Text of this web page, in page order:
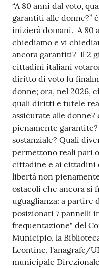
i
s
i
t
S
a
s
s
u
o
l
o
Tutti
argomenti...
Seguici
su
“A 80 anni dal voto,
garantiti alle donne?”
inizierà domani. A 80
chiediamo e vi
ancora garantiti? Il 2
cittadini italiani
diritto di voto fu
donne; ora, nel 2026,
quali diritti e tutele
assicurate alle
pienamente garantite?
sostanziale? Quali
permettono reali pari
cittadine e ai cittadini
libertà non
ostacoli che ancora si
uguaglianza: a partire
posizionati 7 pannelli
frequentazione" del
Municipio, la
Leontine, l'anagrafe/
municipale